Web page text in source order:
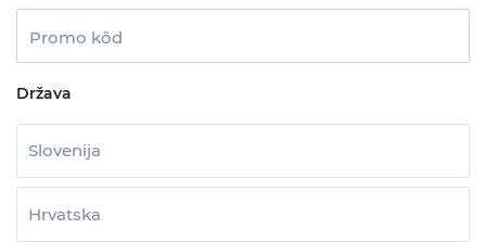
Promo kôd
Država
Slovenija
Hrvatska